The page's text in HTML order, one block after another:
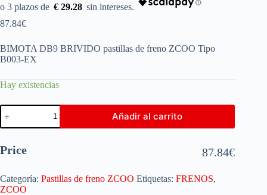
€ 29.28
87.84€
BIMOTA DB9 BRIVIDO pastillas de freno ZCOO Tipo
B003-EX
Hay existencias
Añadir al carrito
Price 87.84€
Categoría: Pastillas de freno ZCOO Etiquetas: FRENOS,
ZCOO